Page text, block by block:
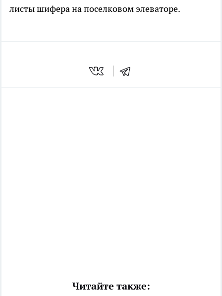
листы шифера на поселковом элеваторе.
Читайте также: